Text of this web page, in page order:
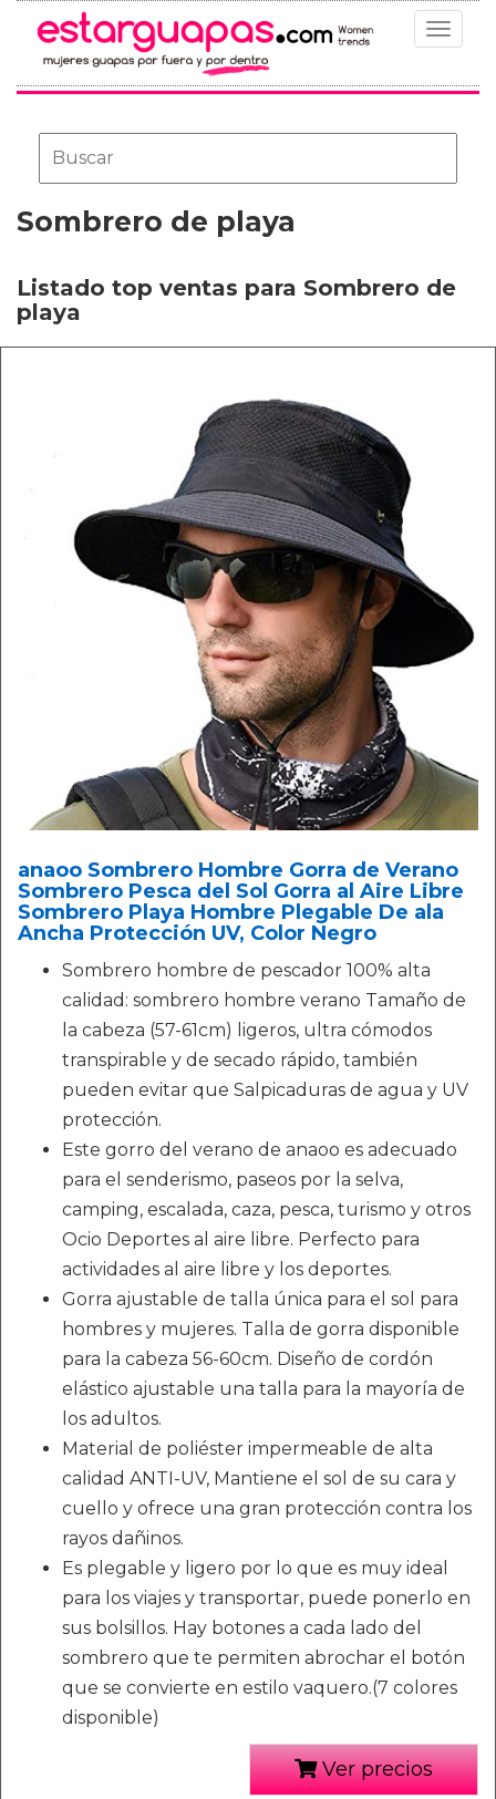
Toggle
Sombrero de playa
Listado top ventas para Sombrero de
playa
anaoo Sombrero Hombre Gorra de Verano
Sombrero Pesca del Sol Gorra al Aire Libre
Sombrero Playa Hombre Plegable De ala
Ancha Protección UV, Color Negro
Sombrero hombre de pescador 100% alta
calidad: sombrero hombre verano Tamaño de
la cabeza (57-61cm) ligeros, ultra cómodos
transpirable y de secado rápido, también
pueden evitar que Salpicaduras de agua y UV
protección.
Este gorro del verano de anaoo es adecuado
para el senderismo, paseos por la selva,
camping, escalada, caza, pesca, turismo y otros
Ocio Deportes al aire libre. Perfecto para
actividades al aire libre y los deportes.
Gorra ajustable de talla única para el sol para
hombres y mujeres. Talla de gorra disponible
para la cabeza 56-60cm. Diseño de cordón
elástico ajustable una talla para la mayoría de
los adultos.
Material de poliéster impermeable de alta
calidad ANTI-UV, Mantiene el sol de su cara y
cuello y ofrece una gran protección contra los
rayos dañinos.
Es plegable y ligero por lo que es muy ideal
para los viajes y transportar, puede ponerlo en
sus bolsillos. Hay botones a cada lado del
sombrero que te permiten abrochar el botón
que se convierte en estilo vaquero.(7 colores
disponible)
Ver precios